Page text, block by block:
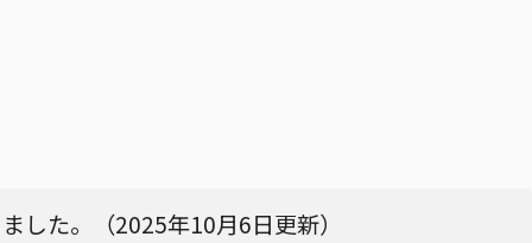
した。（2025年10月6日更新）